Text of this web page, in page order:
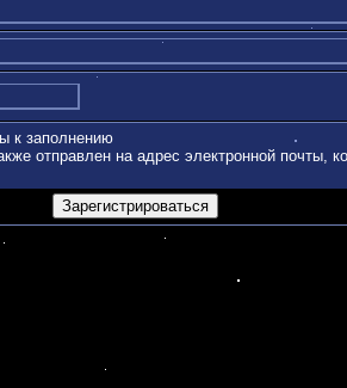
к заполнению
отправлен на адрес электронной почты,